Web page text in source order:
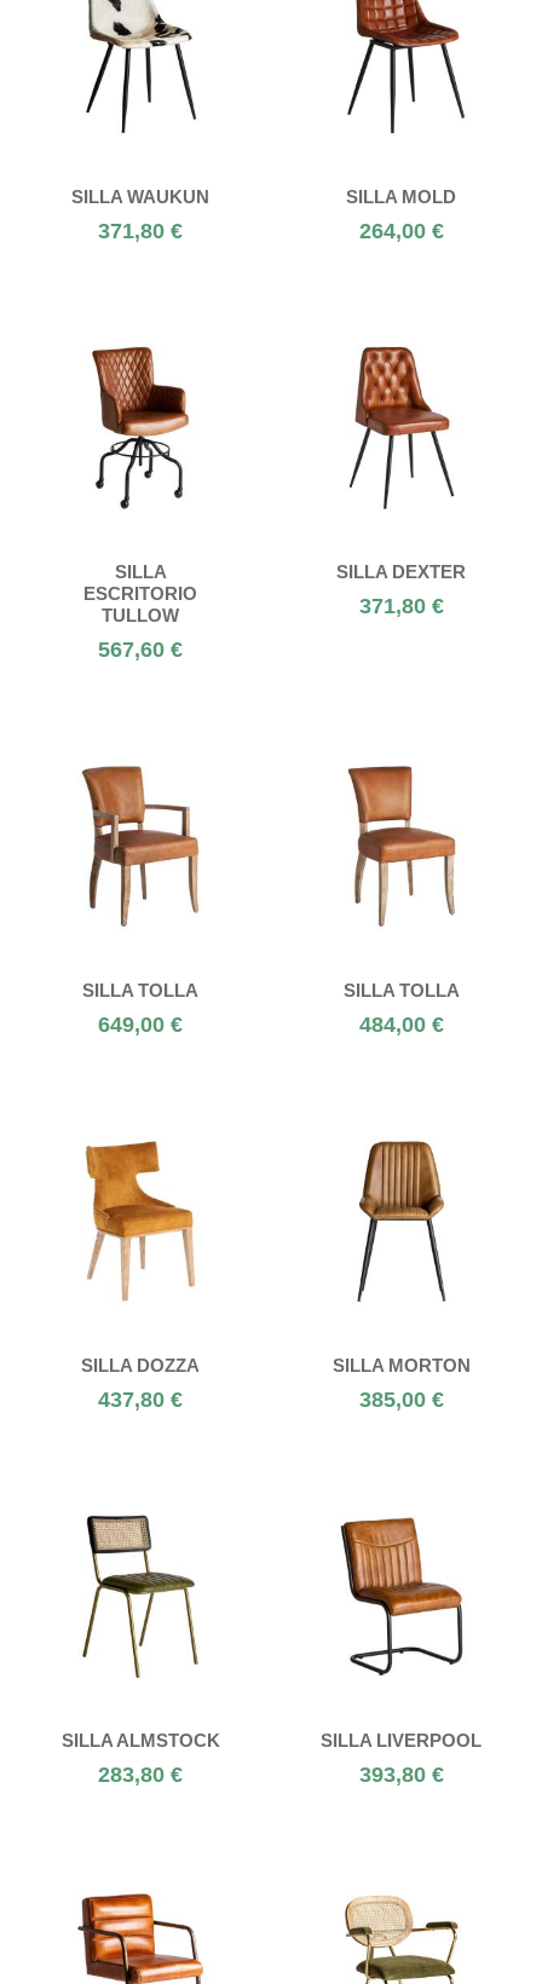
SILLA WAUKUN
371,80 €
SILLA MOLD
264,00 €
SILLA
ESCRITORIO
TULLOW
567,60 €
SILLA DEXTER
371,80 €
SILLA TOLLA
649,00 €
SILLA TOLLA
484,00 €
SILLA DOZZA
437,80 €
SILLA MORTON
385,00 €
SILLA ALMSTOCK
283,80 €
SILLA LIVERPOOL
393,80 €